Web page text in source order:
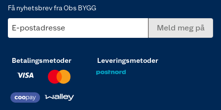
Få nyhetsbrev fra Obs BYGG
E-postadresse Meld meg på
Betalingsmetoder Leveringsmetoder